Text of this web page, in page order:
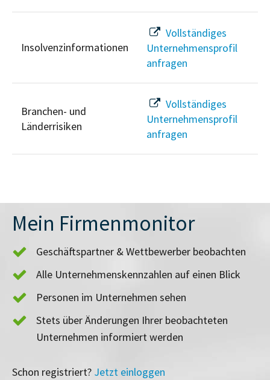
Insolvenzinformationen
Vollständiges
Unternehmensprofil
anfragen
Branchen- und
Länderrisiken
Vollständiges
Unternehmensprofil
anfragen
Mein Firmenmonitor
Geschäftspartner & Wettbewerber beobachten
Alle Unternehmenskennzahlen auf einen Blick
Personen im Unternehmen sehen
Stets über Änderungen Ihrer beobachteten
Unternehmen informiert werden
Schon registriert? Jetzt einloggen